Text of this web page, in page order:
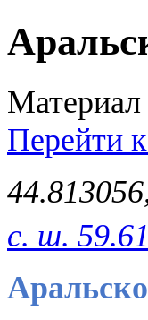
Перейти
44.813056
с. ш.